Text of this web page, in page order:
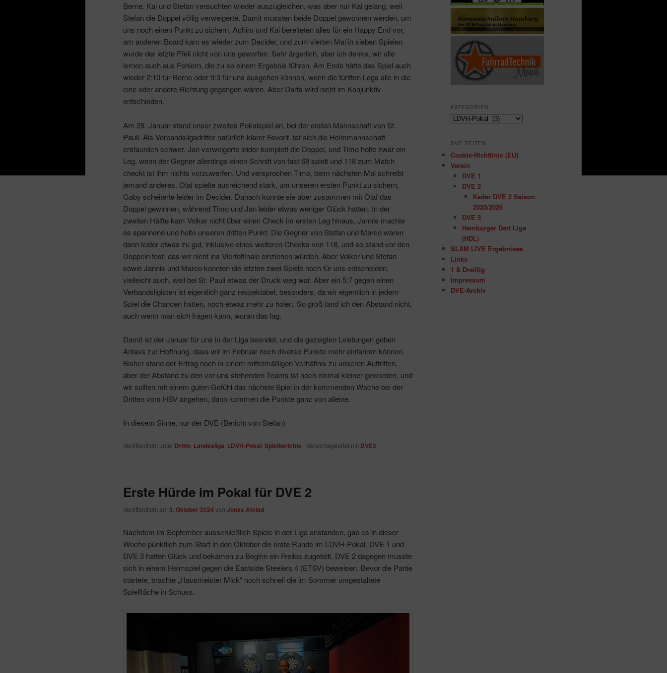
Berne. Kai und Stefan versuchten wieder auszugleichen, was aber nur Kai gelang, weil
Stefan die Doppel völlig verweigerte. Damit mussten beide Doppel gewonnen werden, um
uns noch einen Punkt zu sichern. Achim und Kai bereiteten alles für ein Happy End vor,
am anderen Board kam es wieder zum Decider, und zum vierten Mal in sieben Spielen
wurde der letzte Pfeil nicht von uns geworfen. Sehr ärgerlich, aber ich denke, wir alle
lernen auch aus Fehlern, die zu so einem Ergebnis führen. Am Ende hätte das Spiel auch
wieder 2:10 für Berne oder 9:3 für uns ausgehen können, wenn die fünften Legs alle in die
eine oder andere Richtung gegangen wären. Aber Darts wird nicht im Konjunktiv
entschieden.
Am 28. Januar stand unser zweites Pokalspiel an, bei der ersten Mannschaft von St.
Pauli. Als Verbandsligadritter natürlich klarer Favorit, tat sich die Heimmannschaft
erstaunlich schwer. Jan verweigerte leider komplett die Doppel, und Timo holte zwar ein
Leg, wenn der Gegner allerdings einen Schnitt von fast 68 spielt und 118 zum Match
checkt ist ihm nichts vorzuwerfen. Und versprochen Timo, beim nächsten Mal schreibt
jemand anderes. Olaf spielte ausreichend stark, um unseren ersten Punkt zu sichern,
Gaby scheiterte leider im Decider. Danach konnte sie aber zusammen mit Olaf das
Doppel gewinnen, während Timo und Jan leider etwas weniger Glück hatten. In der
zweiten Hälfte kam Volker nicht über einen Check im ersten Leg hinaus, Jannis machte
es spannend und holte unseren dritten Punkt. Die Gegner von Stefan und Marco waren
dann leider etwas zu gut, inklusive eines weiteren Checks von 118, und so stand vor den
Doppeln fest, das wir nicht ins Viertelfinale einziehen würden. Aber Volker und Stefan
sowie Jannis und Marco konnten die letzten zwei Spiele noch für uns entscheiden,
vielleicht auch, weil bei St. Pauli etwas der Druck weg war. Aber ein 5:7 gegen einen
Verbandsligisten ist eigentlich ganz respektabel, besonders, da wir eigentlich in jedem
Spiel die Chancen hatten, noch etwas mehr zu holen. So groß fand ich den Abstand nicht,
auch wenn man sich fragen kann, woran das lag.
Damit ist der Januar für uns in der Liga beendet, und die gezeigten Leistungen geben
Anlass zur Hoffnung, dass wir im Februar noch diverse Punkte mehr einfahren können.
Bisher stand der Ertrag noch in einem mittelmäßigen Verhältnis zu unseren Auftritten,
aber der Abstand zu den vor uns stehenden Teams ist noch einmal kleiner geworden, und
wir sollten mit einem guten Gefühl das nächste Spiel in der kommenden Woche bei der
Dritten vom HSV angehen, dann kommen die Punkte ganz von alleine.
In diesem Sinne, nur der DVE (Bericht von Stefan)
Veröffentlicht unter Dritte Landesliga LDVH-Pokal Spielberichte | Verschlagwortet mit DVE3
Erste Hürde im Pokal für DVE 2
Veröffentlicht am 3. Oktober 2024 von Jonas Afelad
Nachdem im September ausschließlich Spiele in der Liga anstanden, gab es in dieser
Woche pünktlich zum Start in den Oktober die erste Runde im LDVH-Pokal. DVE 1 und
DVE 3 hatten Glück und bekamen zu Beginn ein Freilos zugeteilt. DVE 2 dagegen musste
sich in einem Heimspiel gegen die Eastside Steelers 4 (ETSV) beweisen. Bevor die Partie
startete, brachte „Hausmeister Mick“ noch schnell die im Sommer umgestaltete
Spielfläche in Schuss.
KATEGORIEN
Kategorien
DVE-SEITEN
Cookie-Richtlinie (EU)
Verein
DVE 1
DVE 2
Kader DVE 2 Saison
2025/2026
DVE 3
Hamburger Dart Liga
(HDL)
SLAM LIVE Ergebnisse
Links
1 & Dreißig
Impressum
DVE-Archiv